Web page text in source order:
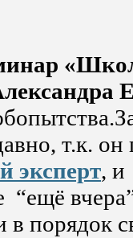
т.к.
эксперт, и
в порядок